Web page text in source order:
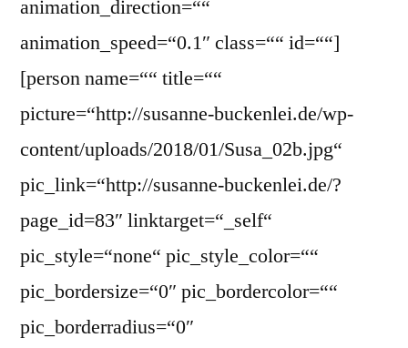
animation_direction=““
animation_speed=“0.1″ class=““ id=““]
[person name=““ title=““
picture=“http://susanne-buckenlei.de/wp-
content/uploads/2018/01/Susa_02b.jpg“
pic_link=“http://susanne-buckenlei.de/?
page_id=83″ linktarget=“_self“
pic_style=“none“ pic_style_color=““
pic_bordersize=“0″ pic_bordercolor=““
pic_borderradius=“0″